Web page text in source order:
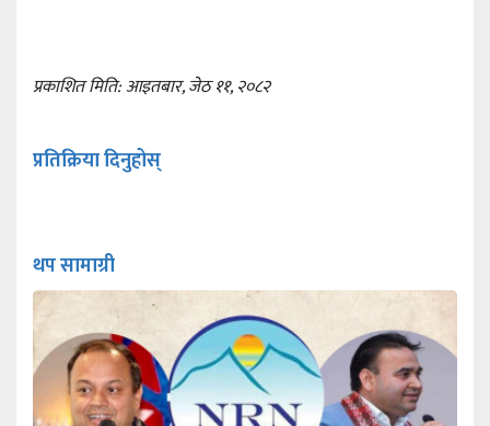
प्रकाशित मिति: आइतबार, जेठ ११, २०८२
प्रतिक्रिया दिनुहोस्
थप सामाग्री